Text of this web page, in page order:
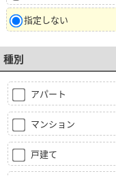
指定しない
種別
アパート
マンション
戸建て